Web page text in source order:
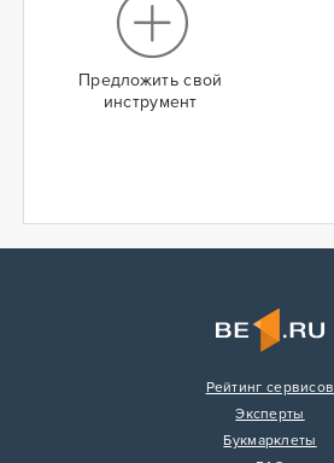
Предложить свой
инструмент
Рейтинг сервисов
Эксперты
Букмарклеты